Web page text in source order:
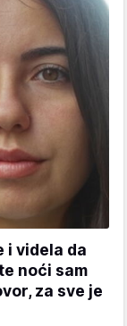
i videla da
noći sam
za sve je